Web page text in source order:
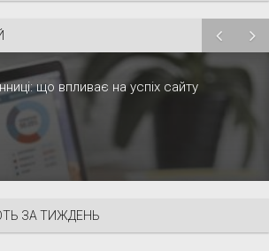
що впливає на успіх сайту
ЗА ТИЖДЕНЬ